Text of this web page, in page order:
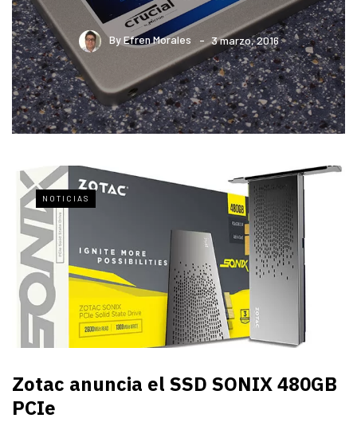
ByEfren Morales 3 marzo, 2016
NOTICIAS
Zotac anuncia el SSD SONIX 480GB
PCIe